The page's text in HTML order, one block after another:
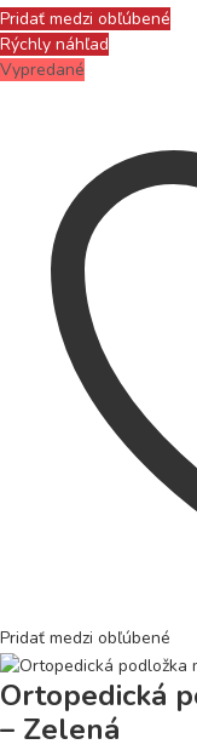
Pridať medzi obľúbené
Rýchly náhľad
Vypredané
Pridať medzi obľúbené
Ortopedická
– Zelená